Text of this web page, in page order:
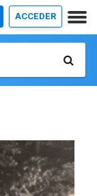
ACCEDER